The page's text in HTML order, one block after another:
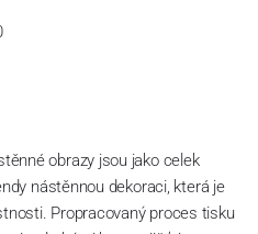
obrazy jsou jako celek
nástěnnou dekoraci, která je
Propracovaný proces tisku